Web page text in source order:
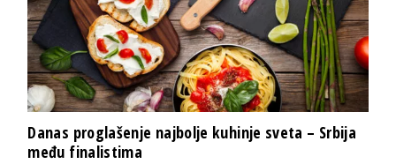
Danas proglašenje najbolje kuhinje sveta – Srbija
među finalistima